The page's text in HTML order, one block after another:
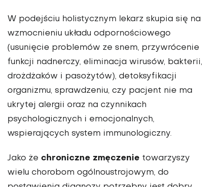
W podejściu holistycznym lekarz skupia się na
wzmocnieniu układu odpornościowego
(usunięcie problemów ze snem, przywrócenie
funkcji nadnerczy, eliminacja wirusów, bakterii,
drożdżaków i pasożytów), detoksyfikacji
organizmu, sprawdzeniu, czy pacjent nie ma
ukrytej alergii oraz na czynnikach
psychologicznych i emocjonalnych,
wspierających system immunologiczny.
Jako że chroniczne zmęczenie towarzyszy
wielu chorobom ogólnoustrojowym, do